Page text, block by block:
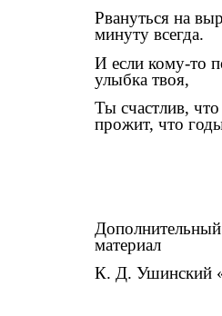
Рвануться на
минуту всегда.
И если кому-то
улыбка твоя,
Ты счастлив,
прожит, что
материал
К. Д. Ушинский